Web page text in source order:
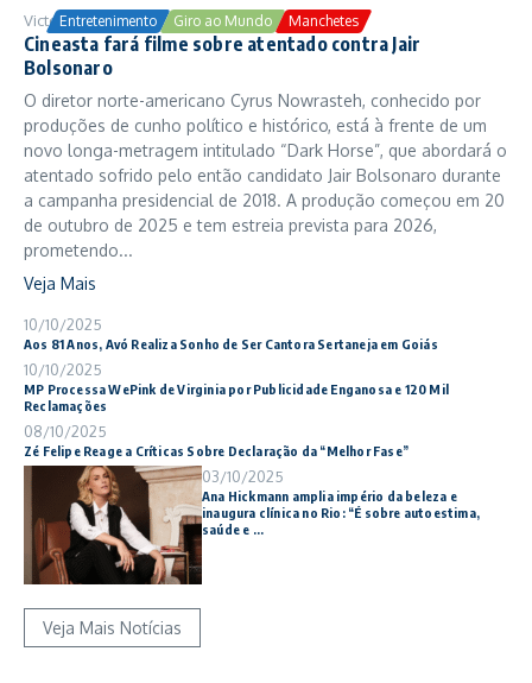
Entretenimento Giro ao Mundo Manchetes
Victor Samuel 24/10/2025
Cineasta fará filme sobre atentado contra Jair
Bolsonaro
O diretor norte-americano Cyrus Nowrasteh, conhecido por
produções de cunho político e histórico, está à frente de um
novo longa-metragem intitulado “Dark Horse”, que abordará o
atentado sofrido pelo então candidato Jair Bolsonaro durante
a campanha presidencial de 2018. A produção começou em 20
de outubro de 2025 e tem estreia prevista para 2026,
prometendo...
Veja Mais
10/10/2025
Aos 81 Anos, Avó Realiza Sonho de Ser Cantora Sertaneja em Goiás
10/10/2025
MP Processa WePink de Virginia por Publicidade Enganosa e 120 Mil
Reclamações
08/10/2025
Zé Felipe Reage a Críticas Sobre Declaração da “Melhor Fase”
03/10/2025
Ana Hickmann amplia império da beleza e
inaugura clínica no Rio: “É sobre autoestima,
saúde e ...
Veja Mais Notícias